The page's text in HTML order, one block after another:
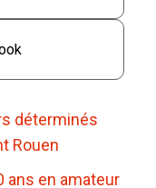
déterminés
Rouen
ans en amateur